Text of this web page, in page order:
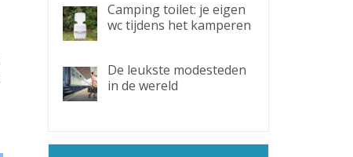
Camping toilet: je eigen
wc tijdens het kamperen
De leukste modesteden
in de wereld